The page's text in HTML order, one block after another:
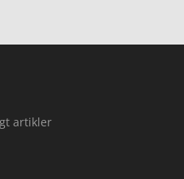
artikler